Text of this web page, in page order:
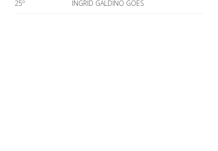
25º INGRID GALDINO GOES